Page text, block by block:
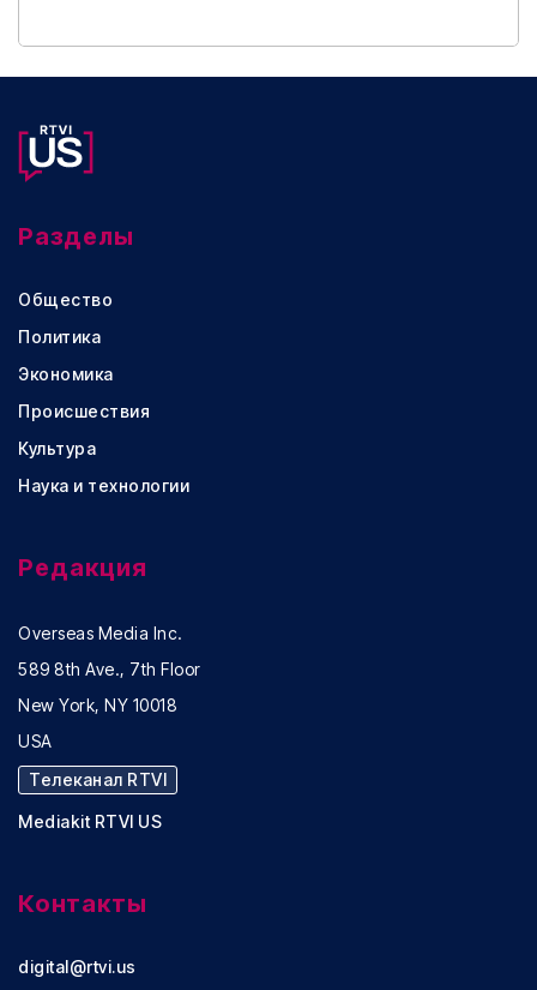
Разделы
Общество
Политика
Экономика
Происшествия
Культура
Наука и технологии
Редакция
Overseas Media Inc.
589 8th Ave., 7th Floor
New York, NY 10018
USA
Телеканал RTVI
Mediakit RTVI US
Контакты
digital@rtvi.us